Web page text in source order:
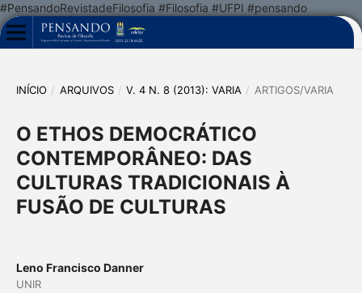
#PensandoRevistadeFilosofia #Filosofia #UFPI #pensando
INÍCIO / ARQUIVOS / V. 4 N. 8 (2013): VARIA / ARTIGOS/VARIA
O ETHOS DEMOCRÁTICO
CONTEMPORÂNEO: DAS
CULTURAS TRADICIONAIS À
FUSÃO DE CULTURAS
Leno Francisco Danner
UNIR